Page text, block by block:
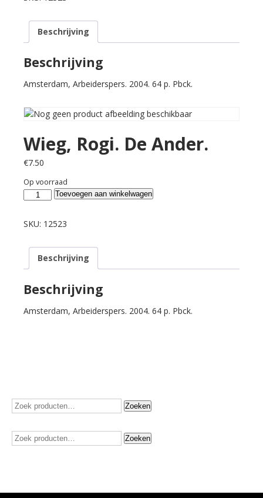
aantal
Beschrijving
Beschrijving
Amsterdam, Arbeiderspers. 2004. 64 p. Pbck.
Wieg, Rogi. De Ander.
€7.50
Op voorraad
Wieg,
De
aantal
Toevoegen aan winkelwagen
SKU: 12523
Beschrijving
Beschrijving
Amsterdam, Arbeiderspers. 2004. 64 p. Pbck.
Zoeken
naar:
Zoeken
Zoeken
naar:
Zoeken